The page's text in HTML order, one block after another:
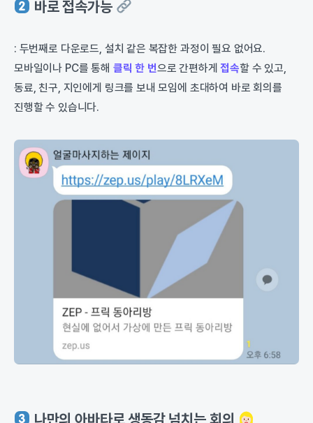
바로 접속가능
: 두번째로 다운로드, 설치 같은 복잡한 과정이 필요 없어요.
모바일이나 PC를 통해 클릭 한 번으로 간편하게접속할 수 있고,
동료, 친구, 지인에게 링크를 보내 모임에 초대하여 바로 회의를
진행할 수 있습니다.
나만의 아바타로 생동감 넘치는 회의